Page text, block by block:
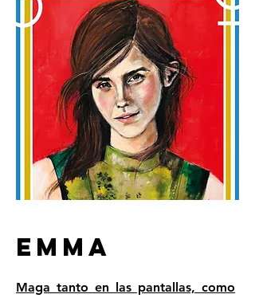
EMMA
Maga tanto en las pantallas, como